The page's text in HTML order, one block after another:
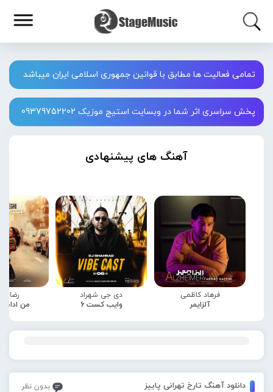
تمامی فعالیت ها مطابق با قوانین جمهوری اسلامی ایران میباشد
پخش سراسری اثر شما در وبسایت استیج موزیک 09379752202
آهنگ های پیشنهادی
فرهاد کاظمی
آلزایمر
دی جی شهراد
وایب کست 6
رضا
من
دانلود آهنگ تارخ تهرانی پاییز بدون نظر